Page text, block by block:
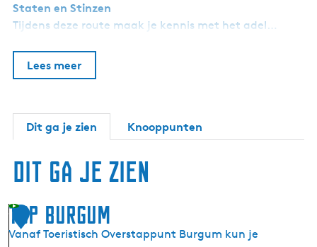
Staten en Stinzen
Tijdens deze route maak je kennis met het adel…
Lees meer
Dit ga je zien Knooppunten
Dit ga je zien
1
TOP Burgum
Vanaf Toeristisch Overstappunt Burgum kun je